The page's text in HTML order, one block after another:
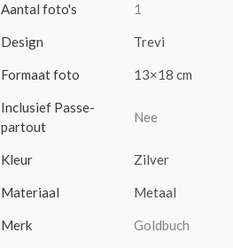
Aantal foto's 1
Design Trevi
Formaat foto 13×18 cm
Inclusief Passe-
partout
Nee
Kleur Zilver
Materiaal Metaal
Merk Goldbuch